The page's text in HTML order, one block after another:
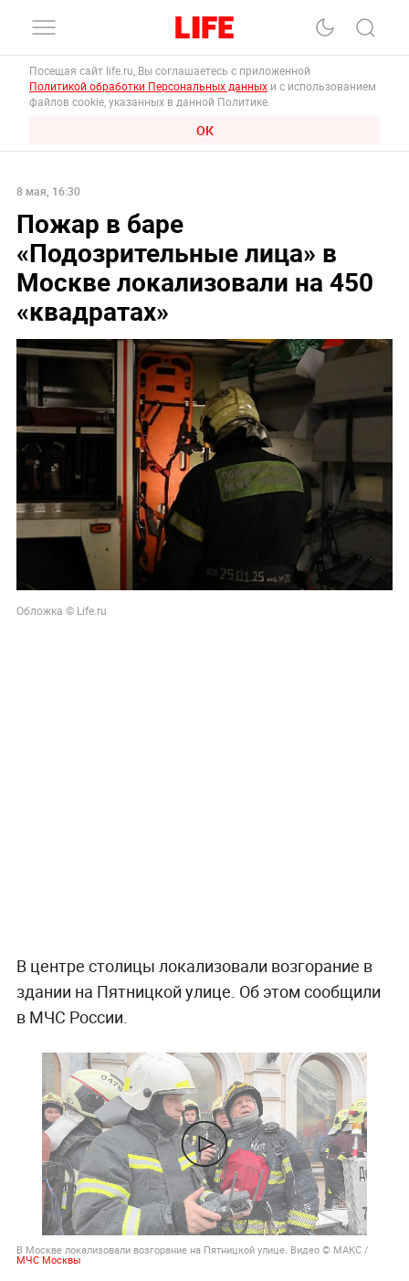
Посещая сайт life.ru, Вы соглашаетесь с приложенной
Политикой обработки Персональных данных и с использованием
файлов cookie, указанных в данной Политике.
ОК
8 мая, 16:30
Пожар в баре
«Подозрительные лица» в
Москве локализовали на 450
«квадратах»
Обложка © Life.ru
В центре столицы локализовали возгорание в
здании на Пятницкой улице. Об этом сообщили
в МЧС России.
В Москве локализовали возгорание на Пятницкой улице. Видео © МАКС /
МЧС Москвы